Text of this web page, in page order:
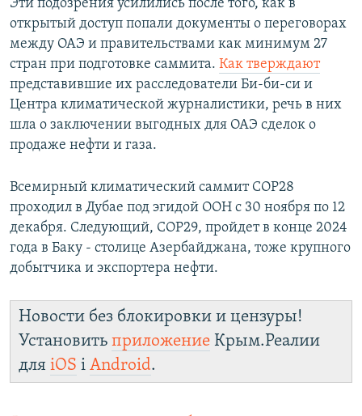
Эти подозрения усилились после того, как в
открытый доступ попали документы о переговорах
между ОАЭ и правительствами как минимум 27
стран при подготовке саммита. Как тверждают
представившие их расследователи Би-би-си и
Центра климатической журналистики, речь в них
шла о заключении выгодных для ОАЭ сделок о
продаже нефти и газа.
Всемирный климатический саммит СОР28
проходил в Дубае под эгидой ООН с 30 ноября по 12
декабря. Следующий, СОР29, пройдет в конце 2024
года в Баку - столице Азербайджана, тоже крупного
добытчика и экспортера нефти.
Новости без блокировки и цензуры!
Установить приложение Крым.Реалии
для iOS і Android.